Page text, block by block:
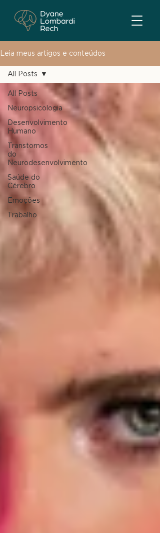
Leia meus artigos e conteúdos
All Posts
Neuropsicologia
Desenvolvimento
Humano
Transtornos
do
Neurodesenvolvimento
Saúde do
Cérebro
Emoções
Trabalho
All Posts